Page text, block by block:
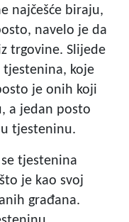
najčešće biraju,
navelo je da
trgovine. Slijede
koje
je onih koji
a jedan posto
tjesteninu.
tjestenina
je kao svoj
građana.